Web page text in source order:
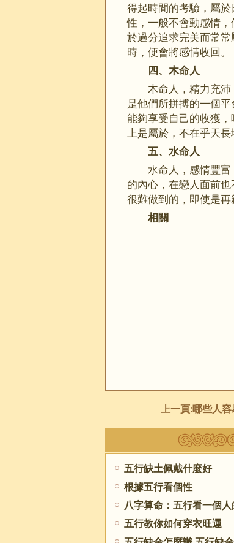
得起時間的考驗，屬
性，一般不會動感情
於過分追求完美而常
時，便會將感情收回。
四、木命人
木命人，精力充
是他們所拼搏的一個
能夠享受自己的收獲
上是屬於，不在乎天長
五、水命人
水命人，感情豐
的內心，在戀人面前
很難做到的，即使是再
相關
上一頁:哪些人容
五行缺土佩戴什麼好
根據五行看個性
八字算命：五行看一個
五行教你如何穿衣旺運